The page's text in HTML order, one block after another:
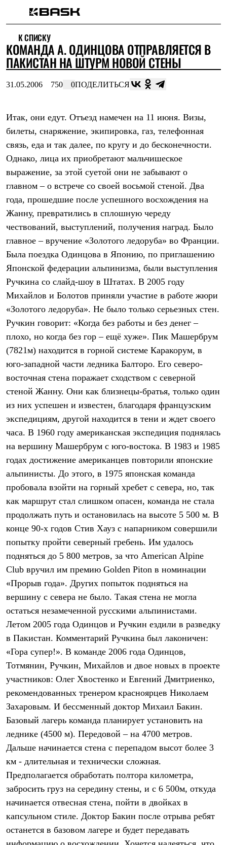
Интернет-магазин
Мужская одежда
Утепленная пухом
Куртки
Жилеты
Куртки
Штормовая одежда
Куртки
Брюки
Софтшелл одежда
Куртки
Брюки
Куртки
Брюки
Термобелье
Теплое термобелье
Среднее термобелье
Легкое термобелье
Лёгкая одежда
Футболки
Рубашки
Толстовки
Брюки
Шорты
Женская одежда
Утепленная пухом
Куртки
Брюки
Жилеты
Утепленная синтетикой
Брюки
Штормовая одежда
Софтшелл одежда
Куртки
Брюки
Лёгкая одежда
Рубашки
Футболки
Брюки
Термобелье
Среднее термобелье
Легкое термобелье
Флисовая одежда
Брюки
Детская одежда
Утепленная пухом
Комбинезоны
Куртки
Комбинезоны
Куртки
Лёгкая одежда
Футболки
Брюки
Софтшелл одежда
Куртки
Флисовая одежда
Куртки
Брюки
Комбинезоны
Термобелье
Комплект термобелья
Снаряжение
Палатки и тенты
Палатки
Аксессуары для палаток
Рюкзаки
Экспедиционные
К СПИСКУ
КОМАНДА А. ОДИНЦОВА ОТПРАВЛЯЕТСЯ В
ПАКИСТАН НА ШТУРМ НОВОЙ СТЕНЫ
31.05.2006 750 0ПОДЕЛИТЬСЯ
Итак, они едут. Отъезд намечен на 11 июня. Визы,
билеты, снаряжение, экипировка, газ, телефонная
связь, еда и так далее, по кругу и до бесконечности.
Однако, лица их приобретают мальчишеское
выражение, за этой суетой они не забывают о
главном – о встрече со своей восьмой стеной. Два
года, прошедшие после успешного восхождения на
Жанну, превратились в сплошную череду
чествований, выступлений, получения наград. Было
главное – вручение «Золотого ледоруба» во Франции.
Была поездка Одинцова в Японию, по приглашению
Японской федерации альпинизма, были выступления
Ручкина со слайд-шоу в Штатах. В 2005 году
Михайлов и Болотов приняли участие в работе жюри
«Золотого ледоруба». Не было только серьезных стен.
Ручкин говорит: «Когда без работы и без денег –
плохо, но когда без гор – ещё хуже». Пик Машербрум
(7821м) находится в горной системе Каракорум, в
юго-западной части ледника Балторо. Его северо-
восточная стена поражает сходством с северной
стеной Жанну. Они как близнецы-братья, только один
из них успешен и известен, благодаря французским
экспедициям, другой находится в тени и ждет своего
часа. В 1960 году американская экспедиция поднялась
на вершину Машербрум с юго-востока. В 1983 и 1985
годах достижение американцев повторили японские
альпинисты. До этого, в 1975 японская команда
пробовала взойти на горный хребет с севера, но, так
как маршрут стал слишком опасен, команда не стала
продолжать путь и остановилась на высоте 5 500 м. В
конце 90-х годов Стив Хауз с напарником совершили
попытку пройти северный гребень. Им удалось
подняться до 5 800 метров, за что American Alpine
Club вручил им премию Golden Piton в номинации
«Прорыв года». Других попыток подняться на
вершину с севера не было. Такая стена не могла
остаться незамеченной русскими альпинистами.
Летом 2005 года Одинцов и Ручкин ездили в разведку
в Пакистан. Комментарий Ручкина был лаконичен:
«Гора супер!». В команде 2006 года Одинцов,
Тотмянин, Ручкин, Михайлов и двое новых в проекте
участников: Олег Хвостенко и Евгений Дмитриенко,
рекомендованных тренером красноярцев Николаем
Захаровым. И бессменный доктор Михаил Бакин.
Базовый лагерь команда планирует установить на
леднике (4500 м). Передовой – на 4700 метров.
Дальше начинается стена с перепадом высот более 3
км - длительная и технически сложная.
Предполагается обработать полтора километра,
забросить груз на середину стены, и с 6 500м, откуда
начинается отвесная стена, пойти в двойках в
капсульном стиле. Доктор Бакин после отрыва ребят
останется в базовом лагере и будет передавать